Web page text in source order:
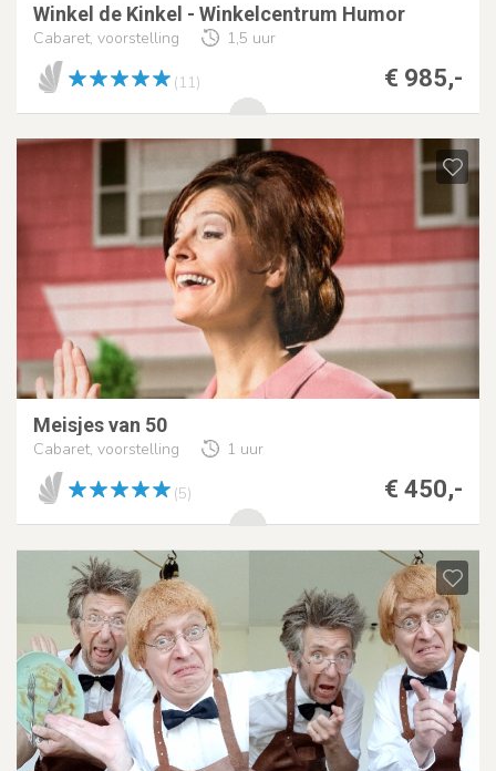
Winkel de Kinkel - Winkelcentrum Humor
Cabaret, voorstelling 1,5 uur
€ 985,-
(11)
Meisjes van 50
Cabaret, voorstelling 1 uur
€ 450,-
(5)